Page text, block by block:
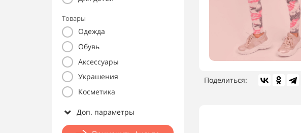
Товары
Одежда
Обувь
Аксессуары
Украшения
Косметика
Доп. параметры
Поделиться: